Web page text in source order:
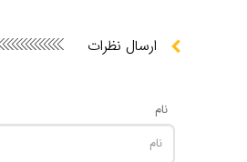
ارسال نظرات
نام